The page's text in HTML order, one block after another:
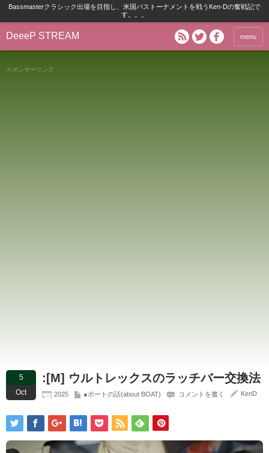
Bassmasterクラシック出場を目指し、米国バストーナメントを戦うKen-Dの奮戦記で
す。。。
DeeeP STREAM menu
スポンサーリンク
5
Oct
:[M] ウルトレックスのラッチバー交換法
2025 ●ボートの話(about BOAT) コメントを書く KenD